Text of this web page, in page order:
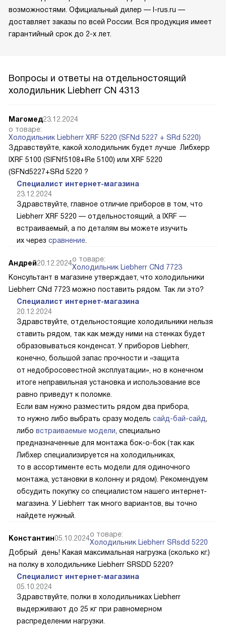
возможностями. Официальный дилер — l-rus.ru —
доставляет заказы по всей России. Вся продукция имеет
гарантийный срок до 2-х лет.
Вопросы и ответы на отдельностоящий
холодильник Liebherr CN 4313
Магомед23.12.2024
о товаре:
Холодильник Liebherr XRF 5220 (SFNd 5227 + SRd 5220)
Здравствуйте, какой холодильник будет лучше Либхерр
IXRF 5100 (SIFNf5108+IRe 5100) или XRF 5220
(SFNd5227+SRd 5220 ?
Специалист интернет-магазина
23.12.2024
Здравствуйте, главное отличие приборов в том, что
Liebherr XRF 5220 — отдельностоящий, а IXRF —
встраиваемый, а по деталям вы можете изучить
их через сравнение
Андрей20.12.2024о товаре:
Холодильник Liebherr CNd 7723
Консультант в магазине утверждает, что холодильники
Liebherr CNd 7723 можно поставить рядом. Так ли это?
Специалист интернет-магазина
20.12.2024
Здравствуйте, отдельностоящие холодильники нельзя
ставить рядом, так как между ними на стенках будет
образовываться конденсат. У приборов Liebherr,
конечно, большой запас прочности и «защита
от недобросовестной эксплуатации», но в конечном
итоге неправильная установка и использование все
равно приведут к поломке.
Если вам нужно разместить рядом два прибора,
то нужно либо выбрать сразу модель сайд-бай-сайд
либо встраиваемые модели , специально
предназначенные для монтажа бок-о-бок (так как
Либхер специализируется на холодильниках,
то в ассортименте есть модели для одиночного
монтажа, установки в колонну и рядом). Рекомендуем
обсудить покупку со специалистом нашего интернет-
магазина. У Liebherr так много вариантов, вы точно
найдете нужный.
Константин05.10.2024о товаре:
Холодильник Liebherr SRsdd 5220
Добрый день! Какая максимальная нагрузка (сколько кг.)
на полку в холодильнике Liebherr SRSDD 5220?
Специалист интернет-магазина
05.10.2024
Здравствуйте, полки в холодильниках Liebherr
выдерживают до 25 кг при равномерном
распределении нагрузки.